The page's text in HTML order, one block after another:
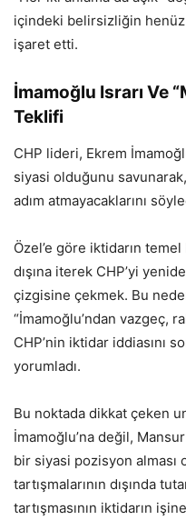
içindeki belirsizliğin henüz
işaret etti.
İmamoğlu Israrı Ve
Teklifi
CHP lideri, Ekrem
siyasi olduğunu
adım atmayacaklarını
Özel’e göre iktidarın
dışına iterek CHP’yi
çizgisine çekmek. Bu
“İmamoğlu’ndan vazgeç,
CHP’nin iktidar iddiasını
yorumladı.
Bu noktada dikkat çeken
İmamoğlu’na değil,
bir siyasi pozisyon alması
tartışmalarının dışında
tartışmasının iktidarın